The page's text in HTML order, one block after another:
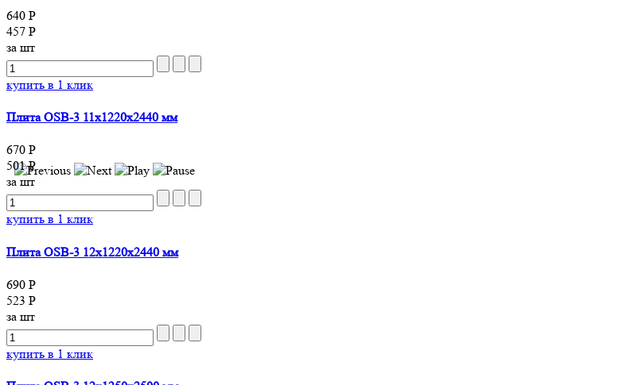
640 Р
457 Р
за шт
купить в 1 клик
Плита OSB-3 11х1220x2440 мм
670 Р
501 Р
за шт
купить в 1 клик
Плита OSB-3 12х1220x2440 мм
690 Р
523 Р
за шт
купить в 1 клик